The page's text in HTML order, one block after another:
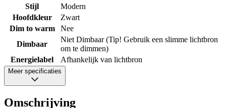
Stijl
Modern
Hoofdkleur
Zwart
Dim to warm
Nee
Dimbaar
Niet Dimbaar (Tip! Gebruik een slimme lichtbron
om te dimmen)
Energielabel
Afhankelijk van lichtbron
Meer specificaties
Omschrijving